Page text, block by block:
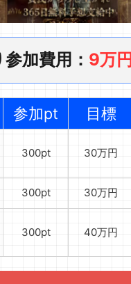
加費用： 9万円
参加pt 目標
300pt 30万円
300pt 30万円
300pt 40万円